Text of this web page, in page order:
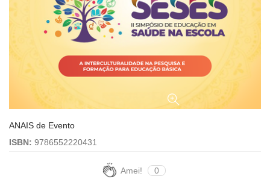
ANAIS de Evento
ISBN: 9786552220431
Amei! 0